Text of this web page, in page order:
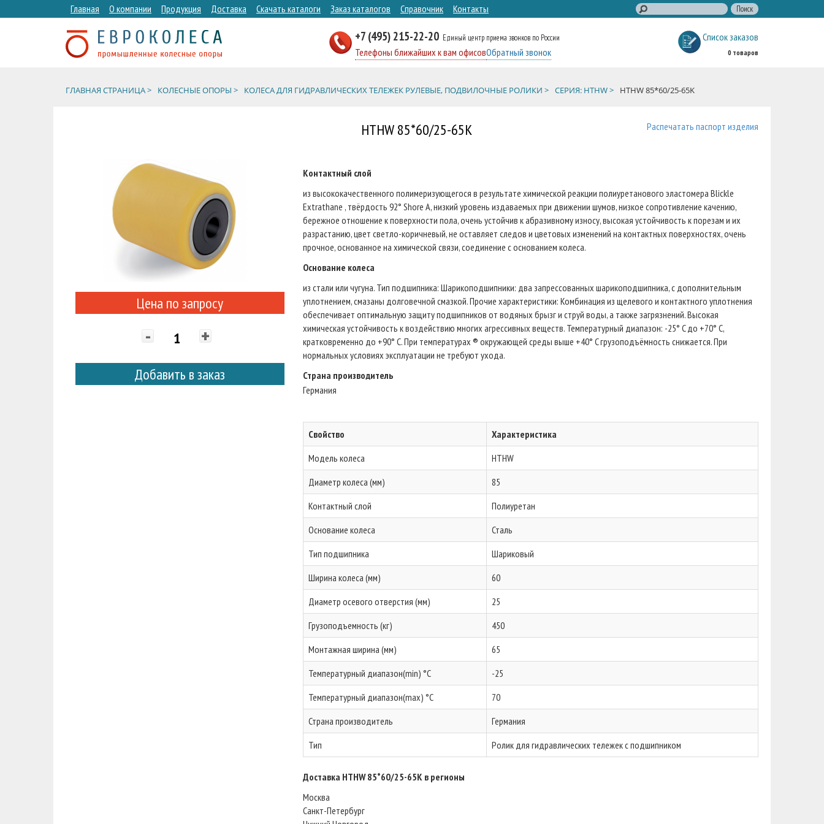
Главная О компании Продукция Доставка Скачать каталоги Заказ каталогов Справочник Контакты
+7 (495) 215-22-20 Единый центр приема звонков по России
Телефоны ближайших к вам офисовОбратный звонок
Список заказов
0 товаров
ГЛАВНАЯ СТРАНИЦА > КОЛЕСНЫЕ ОПОРЫ > КОЛЕСА ДЛЯ ГИДРАВЛИЧЕСКИХ ТЕЛЕЖЕК РУЛЕВЫЕ, ПОДВИЛОЧНЫЕ РОЛИКИ > СЕРИЯ: HTHW > HTHW 85*60/25-65K
HTHW 85*60/25-65K Распечатать паспорт изделия
Цена по запросу
- +
Добавить в заказ
Контактный слой
из высококачественного полимеризующегося в результате химической реакции полиуретанового эластомера Blickle
Extrathane , твёрдость 92° Shore A, низкий уровень издаваемых при движении шумов, низкое сопротивление качению,
бережное отношение к поверхности пола, очень устойчив к абразивному износу, высокая устойчивость к порезам и их
разрастанию, цвет светло-коричневый, не оставляет следов и цветовых изменений на контактных поверхностях, очень
прочное, основанное на химической связи, соединение с основанием колеса.
Основание колеса
из стали или чугуна. Тип подшипникa: Шарикоподшипники: два запрессованных шарикоподшипника, с дополнительным
уплотнением, смазаны долговечной смазкой. Прочие характеристики: Комбинация из щелевого и контактного уплотнения
обеспечивает оптимальную защиту подшипников от водяных брызг и струй воды, а также загрязнений. Высокая
химическая устойчивость к воздействию многих агрессивных веществ. Температурный диапазон: -25° C до +70° C,
кратковременно до +90° C. При температурах ® окружающей среды выше +40° C грузоподъёмность снижается. При
нормальных условиях эксплуатации не требуют ухода.
Страна производитель
Германия
Свойство
Характеристика
Модель колеса
HTHW
Диаметр колеса (мм)
85
Контактный слой
Полиуретан
Основание колеса
Сталь
Тип подшипника
Шариковый
Ширина колеса (мм)
60
Диаметр осевого отверстия (мм)
25
Грузоподъемность (кг)
450
Монтажная ширина (мм)
65
Температурный диапазон(min) °C
-25
Температурный диапазон(max) °C
70
Страна производитель
Германия
Тип
Ролик для гидравлических тележек с подшипником
Доставка HTHW 85*60/25-65K в регионы
Москва
Санкт-Петербург